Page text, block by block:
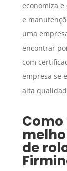
economiza e
e
uma
encontrar
com
empresa se
alta
Como
de